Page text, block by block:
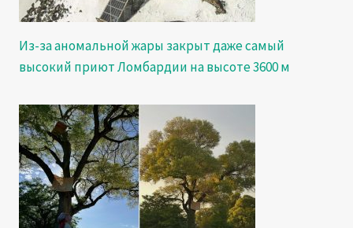
Из-за аномальной жары закрыт даже самый
высокий приют Ломбардии на высоте 3600 м